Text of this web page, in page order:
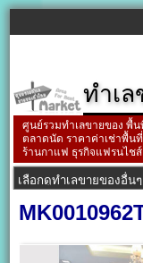
ทำเ
ศูนย์รวมทำเลขายของ พื้
ตลาดนัด ราคาค่าเช่าพื้น
ร้านกาแฟ ธุรกิจแฟรนไชส์